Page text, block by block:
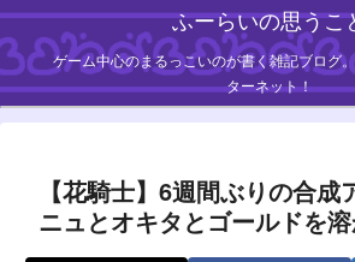
ふーらいの思うこ
ゲーム中心のまるっこいのが書く雑記ブログ
ターネット！
【花騎士】6週間ぶりの合
ニュとオキタとゴールドを